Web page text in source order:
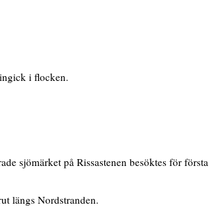
i flocken.
sjömärket på Rissastenen besöktes för första
längs Nordstranden.